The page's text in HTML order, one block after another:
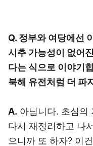
Q. 정부와 여당에선
시추 가능성이 없어
다는 식으로 이야기
북해 유전처럼 더 파
A. 아닙니다. 초심의
다시 재정리하고 나
으니까 또 하자? 이